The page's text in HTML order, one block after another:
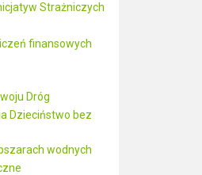
Strażniczych
finansowych
Dróg
Dzieciństwo bez
wodnych